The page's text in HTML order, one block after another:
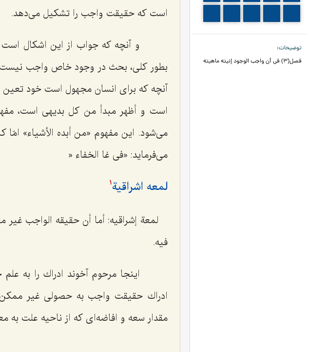
توضیحات
فصل(3) في أن واجب الوجود إنيته ماهيته
است كه حقیقت واجب را تشكیل مى‌دهد.
و آنچه كه جواب از این اشكال است
بطور كلى، بحث در وجود خاص واجب
آنچه كه براى انسان مجهول است خود
است و أظهر مبدأ من كل بدیهى است،
مى‌شود. این مفهوم «من أبده الأشیاء»
مى‌فرماید: «فى غا الخفاء «
لمعه اشراقیة1
لمعة إشراقیه: أما أن حقیقه الواجب غیر
فیه.
اینجا مرحوم آخوند ادراك را به
ادراك حقیقت واجب به حصولى غیر
مقدار سعه و افاضه‌اى كه از ناحیه علت